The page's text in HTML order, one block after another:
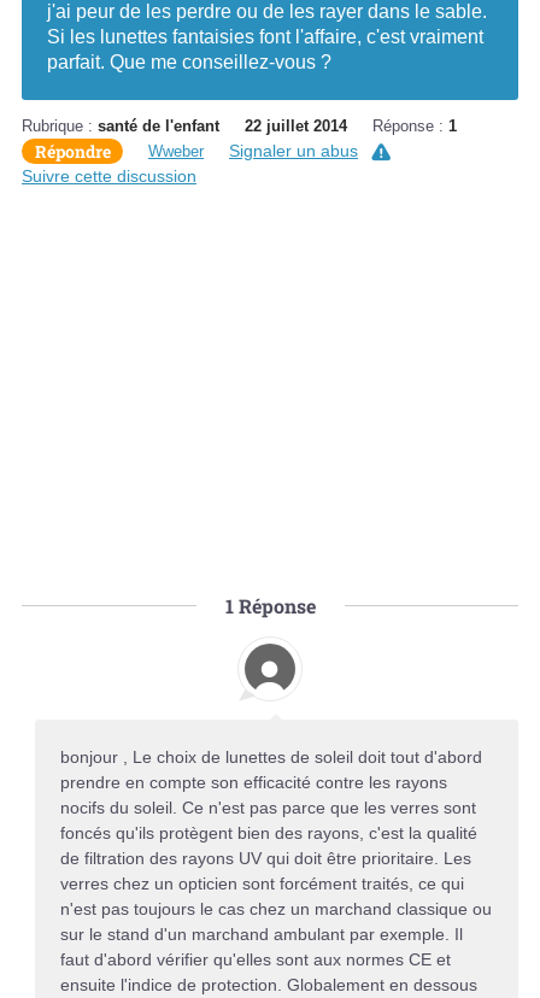
j'ai peur de les perdre ou de les rayer dans le sable.
Si les lunettes fantaisies font l'affaire, c'est vraiment
parfait. Que me conseillez-vous ?
Rubrique : santé de l'enfant 22 juillet 2014 Réponse : 1
Répondre Wweber
Signaler un abus
Suivre cette discussion
1Réponse
bonjour , Le choix de lunettes de soleil doit tout d'abord
prendre en compte son efficacité contre les rayons
nocifs du soleil. Ce n'est pas parce que les verres sont
foncés qu'ils protègent bien des rayons, c'est la qualité
de filtration des rayons UV qui doit être prioritaire. Les
verres chez un opticien sont forcément traités, ce qui
n'est pas toujours le cas chez un marchand classique ou
sur le stand d'un marchand ambulant par exemple. Il
faut d'abord vérifier qu'elles sont aux normes CE et
ensuite l'indice de protection. Globalement en dessous